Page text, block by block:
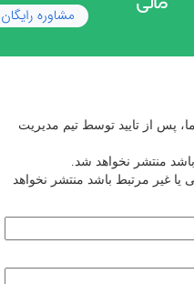
پس از تایید توسط تیم مدیریت
منتشر نخواهد شد.
یا غیر مرتبط باشد منتشر نخواهد